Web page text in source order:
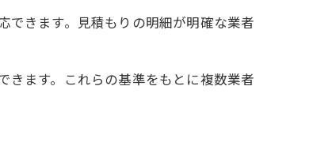
できます。見積もりの明細が明確な業者
きます。これらの基準をもとに複数業者